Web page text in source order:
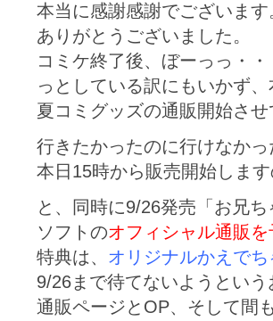
本当に感謝感謝でございます
ありがとうございました。
コミケ終了後、ぼーっっ・・
っとしている訳にもいかず
夏コミグッズの通販開始さ
行きたかったのに行けなか
本日15時から販売開始しま
と、同時に9/26発売「お兄
ソフトのオフィシャル通販
特典は、 オリジナルかえで
9/26まで待てないようとい
通販ページとOP、そして間